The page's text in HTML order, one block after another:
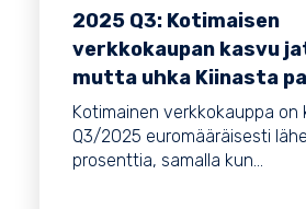
2025 Q3: Kotimaisen
verkkokaupan kasvu
mutta uhka Kiinasta
Kotimainen verkkokauppa on
Q3/2025 euromääräisesti
prosenttia, samalla kun...